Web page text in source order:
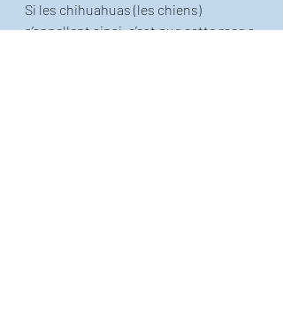
Si les chihuahuas (les chiens)
s’appellent ainsi, c’est que cette race a